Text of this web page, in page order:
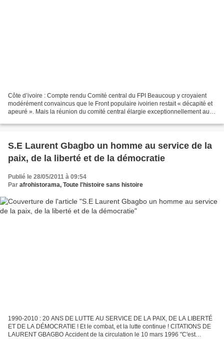
Côte d’ivoire : Compte rendu Comité central du FPI Beaucoup y croyaient
modérément convaincus que le Front populaire ivoirien restait « décapité et
apeuré ». Mais la réunion du comité central élargie exceptionnellement au
S.E Laurent Gbagbo un homme au service de la
paix, de la liberté et de la démocratie
Publié le 28/05/2011 à 09:54
Par afrohistorama, Toute l'histoire sans histoire
1990-2010 : 20 ANS DE LUTTE AU SERVICE DE LA PAIX, DE LA LIBERTÉ
ET DE LA DÉMOCRATIE ! Et le combat, et la lutte continue ! CITATIONS DE
LAURENT GBAGBO Accident de la circulation le 10 mars 1996 "C'est